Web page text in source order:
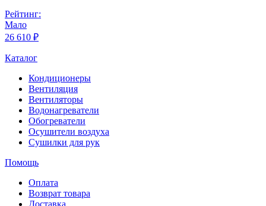
Рейтинг:
Мало
26 610 ₽
Каталог
Кондиционеры
Вентиляция
Вентиляторы
Водонагреватели
Обогреватели
Осушители воздуха
Сушилки для рук
Помощь
Оплата
Возврат товара